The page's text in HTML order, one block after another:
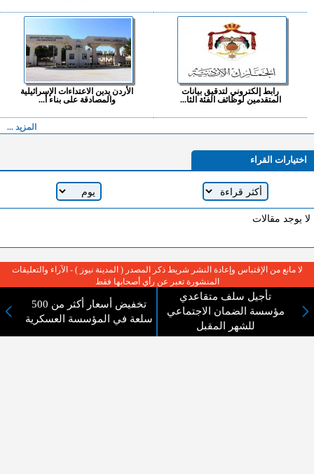
رابط إلكتروني لتدقيق بيانات
المتقدمين لوظائف الفئة الثا...
الأردن يدين الاعتداءات الإسرائيلية
والمصادقة على بناء أ...
المزيد ...
اختيارات القراء
لا يوجد مقالات
تأجيل سلف متقاعدي
مؤسسة الضمان الاجتماعي
للشهر المقبل
تخفيض أسعار أكثر من 500
سلعة في المؤسسة العسكرية
لا مانع من الإقتباس وإعادة النشر شريط ذكر المصدر ( المدينة نيوز ) - الآراء والتعليقات
المنشورة تعبر عن رأي أصحابها فقط